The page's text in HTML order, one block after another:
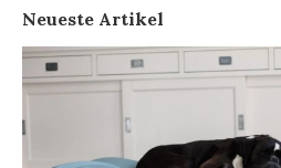
Neueste Artikel